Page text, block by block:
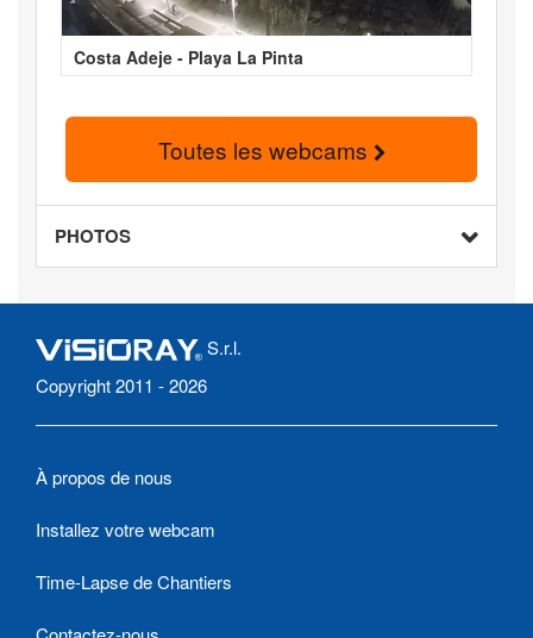
Costa Adeje - Playa La Pinta
Toutes les webcams
PHOTOS
S.r.l.
Copyright 2011 - 2026
À propos de nous
Installez votre webcam
Time-Lapse de Chantiers